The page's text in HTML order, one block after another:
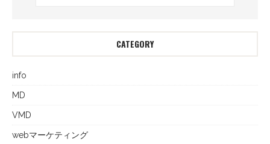
CATEGORY
info
MD
VMD
webマーケティング